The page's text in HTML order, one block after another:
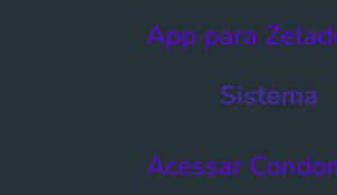
App para
Sistema
Acessar